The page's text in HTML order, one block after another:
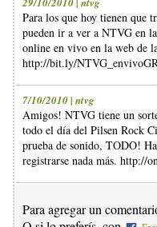
Para los que hoy tienen que
pueden ir a ver a NTVG en
online en vivo en la web de
http://bit.ly/
7/10/2010 | ntvg
Amigos! NTVG tiene un
todo el día del Pilsen Rock
prueba de sonido, TODO!
registrarse nada más. http://
Para agregar un